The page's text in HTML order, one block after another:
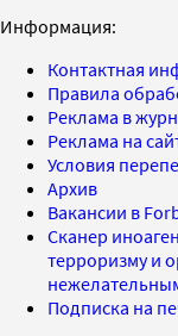
Информация:
Контактная
Правила
Реклама в
Реклама на
Условия
Архив
Вакансии в
Сканер
терроризму и
Подписка на